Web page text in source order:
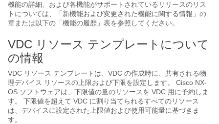
機能の詳細、および各機能がサポートされているリリースのリス
トについては、「新機能および変更された機能に関する情報」の
章または以下の「機能の履歴」表を参照してください。
VDC リソース テンプレートについて
の情報
VDC リソース テンプレートは、VDC の作成時に、共有される物
理デバイス リソースの上限および下限を設定します。 Cisco NX-
OS ソフトウェアは、下限値の量のリソースを VDC 用に予約しま
す。 下限値を超えて VDC に割り当てられるすべてのリソース
は、デバイスに設定された上限値および使用可能量に基づきま
す。